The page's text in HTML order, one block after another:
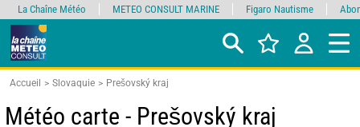
Accueil Slovaquie Prešovský kraj
Météo carte - Prešovský kraj
La Chaîne Météo METEO CONSULT MARINE Figaro Nautisme